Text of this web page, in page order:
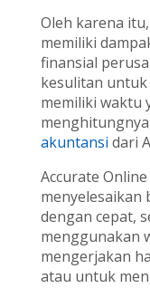
Oleh karena
memiliki
finansial
kesulitan
memiliki waktu
akuntansi dari
Accurate
menyelesaikan
dengan cepat,
menggunakan
mengerjakan
atau untuk